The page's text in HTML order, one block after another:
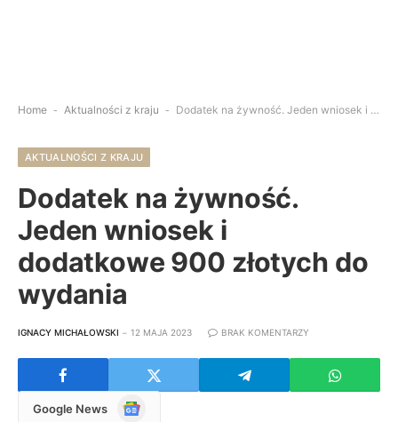
Home - Aktualności z kraju - Dodatek na żywność. Jeden wniosek i dodatkowe 900 złotych do wydania
AKTUALNOŚCI Z KRAJU
Dodatek na żywność.
Jeden wniosek i
dodatkowe 900 złotych do
wydania
IGNACY MICHAŁOWSKI 12 MAJA 2023 BRAK KOMENTARZY
Google News
Google